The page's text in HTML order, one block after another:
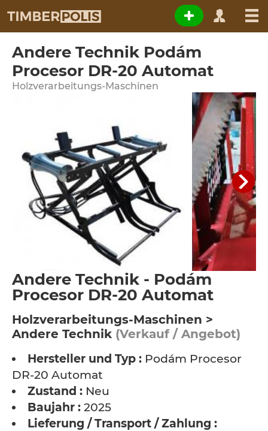
Andere Technik Podám
Procesor DR-20 Automat
Holzverarbeitungs-Maschinen
Andere Technik - Podám
Procesor DR-20 Automat
Holzverarbeitungs-Maschinen >
Andere Technik (Verkauf / Angebot)
Hersteller und Typ : Podám Procesor
DR-20 Automat
Zustand : Neu
Baujahr : 2025
Lieferung / Transport / Zahlung :